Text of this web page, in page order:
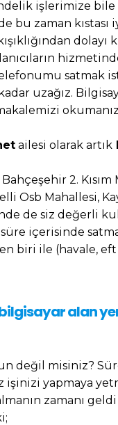
işlerimize bile
bu zaman
satmak
uzağız.
ailesi olarak artık
2.
Osb Mahallesi,
de siz değerli
süre içerisinde
biri ile (havale,
alan
değil misiniz?
yapmaya
zamanı